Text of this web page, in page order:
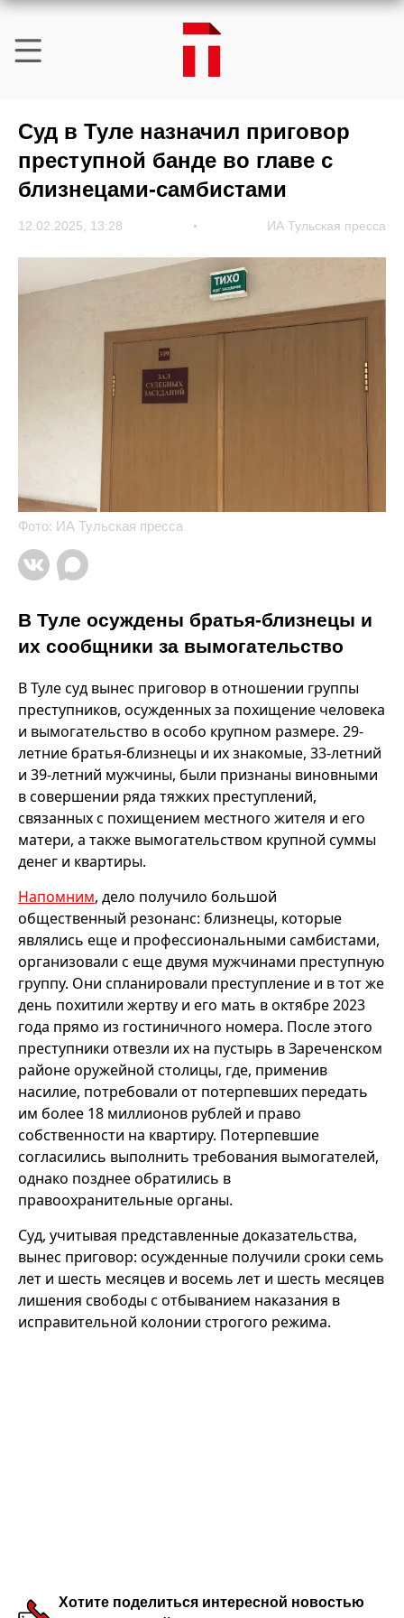
Суд в Туле назначил приговор
преступной банде во главе с
близнецами-самбистами
12.02.2025, 13:28 ИА Тульская пресса
Фото: ИА Тульская пресса
В Туле осуждены братья-близнецы и
их сообщники за вымогательство
В Туле суд вынес приговор в отношении группы
преступников, осужденных за похищение человека
и вымогательство в особо крупном размере. 29-
летние братья-близнецы и их знакомые, 33-летний
и 39-летний мужчины, были признаны виновными
в совершении ряда тяжких преступлений,
связанных с похищением местного жителя и его
матери, а также вымогательством крупной суммы
денег и квартиры.
Напомним, дело получило большой
общественный резонанс: близнецы, которые
являлись еще и профессиональными самбистами,
организовали с еще двумя мужчинами преступную
группу. Они спланировали преступление и в тот же
день похитили жертву и его мать в октябре 2023
года прямо из гостиничного номера. После этого
преступники отвезли их на пустырь в Зареченском
районе оружейной столицы, где, применив
насилие, потребовали от потерпевших передать
им более 18 миллионов рублей и право
собственности на квартиру. Потерпевшие
согласились выполнить требования вымогателей,
однако позднее обратились в
правоохранительные органы.
Суд, учитывая представленные доказательства,
вынес приговор: осужденные получили сроки семь
лет и шесть месяцев и восемь лет и шесть месяцев
лишения свободы с отбыванием наказания в
исправительной колонии строгого режима.
Хотите поделиться интересной новостью